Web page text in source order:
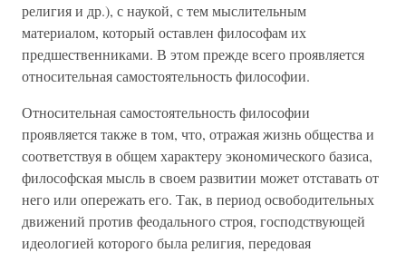
религия и др.), с наукой, с тем мыслительным
материалом, который оставлен философам их
предшественниками. В этом прежде всего проявляется
относительная самостоятельность философии.
Относительная самостоятельность философии
проявляется также в том, что, отражая жизнь общества и
соответствуя в общем характеру экономического базиса,
философская мысль в своем развитии может отставать от
него или опережать его. Так, в период освободительных
движений против феодального строя, господствующей
идеологией которого была религия, передовая